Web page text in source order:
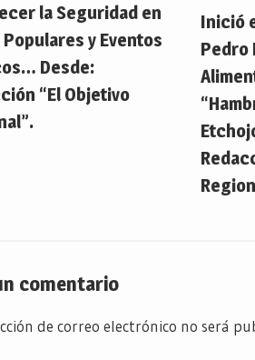
la Seguridad en
y Eventos
Desde:
“El Objetivo
Inició
Pedro
comentario
de correo electrónico no será